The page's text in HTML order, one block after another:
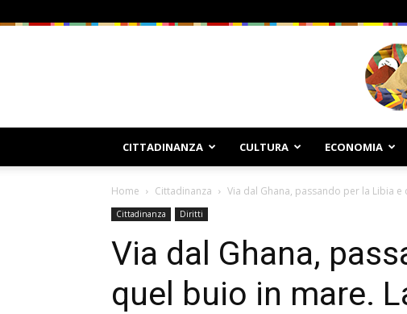
CITTADINANZA CULTURA ECONOMIA
Home Cittadinanza Via dal Ghana, passando per la Libia e
Cittadinanza Diritti
Via dal Ghana,
quel buio in mare.